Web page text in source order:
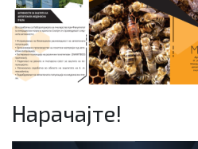
Нарачајте!